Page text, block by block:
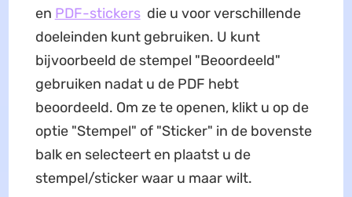
en PDF-stickersdie u voor verschillende
doeleinden kunt gebruiken. U kunt
bijvoorbeeld de stempel "Beoordeeld"
gebruiken nadat u de PDF hebt
beoordeeld. Om ze te openen, klikt u op de
optie "Stempel" of "Sticker" in de bovenste
balk en selecteert en plaatst u de
stempel/sticker waar u maar wilt.